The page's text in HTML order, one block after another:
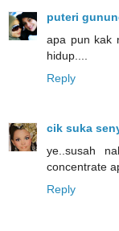
puteri
apa pun kak
hidup....
Reply
cik suka
ye..susah
concentrate
Reply